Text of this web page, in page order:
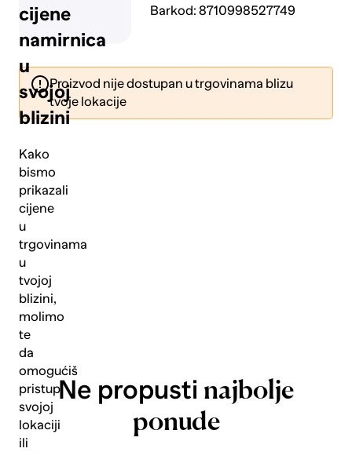
cijene
namirnica
u
svojoj
blizini
Kako
bismo
prikazali
cijene
u
trgovinama
u
tvojoj
blizini,
molimo
te
da
omogućiš
pristup
svojoj
lokaciji
ili
Pošalji
Barkod: 8710998527749
Proizvod nije dostupan u trgovinama blizu
tvoje lokacije
Ne propusti najbolje
ponude